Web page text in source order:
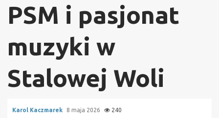
PSM i pasjonat
muzyki w
Stalowej Woli
Karol Kaczmarek 8 maja 2026 240